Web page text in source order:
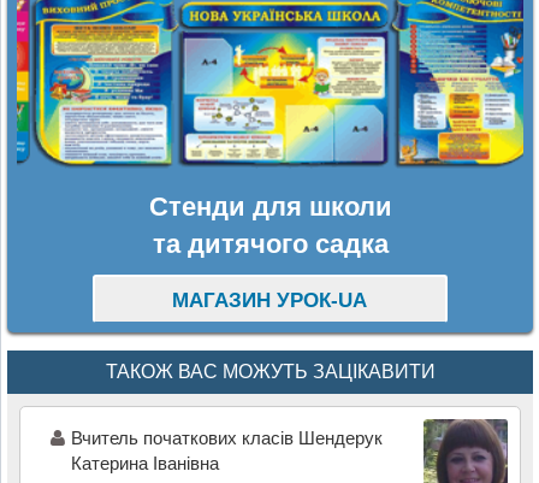
Стенди для школи
та дитячого садка
МАГАЗИН УРОК-UA
ТАКОЖ ВАС МОЖУТЬ ЗАЦІКАВИТИ
Вчитель початкових класів Шендерук
Катерина Іванівна